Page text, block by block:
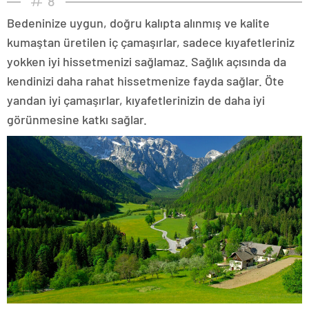
Bedeninize uygun, doğru kalıpta alınmış ve kalite
kumaştan üretilen iç çamaşırlar, sadece kıyafetleriniz
yokken iyi hissetmenizi sağlamaz. Sağlık açısında da
kendinizi daha rahat hissetmenize fayda sağlar. Öte
yandan iyi çamaşırlar, kıyafetlerinizin de daha iyi
görünmesine katkı sağlar.